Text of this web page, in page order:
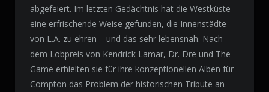
abgefeiert. Im letzten Gedächtnis hat die Westküste
eine erfrischende Weise gefunden, die Innenstädte
von L.A. zu ehren – und das sehr lebensnah. Nach
dem Lobpreis von Kendrick Lamar, Dr. Dre und The
Game erhielten sie für ihre konzeptionellen Alben für
Compton das Problem der historischen Tribute an